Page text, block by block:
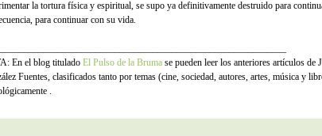
la tortura física y espiritual, se supo ya definitivamente destruido para
para continuar con su vida.
En el blog titulado El Pulso de la Bruma se pueden leer los anteriores artículos de
Fuentes, clasificados tanto por temas (cine, sociedad, autores, artes, música y
.